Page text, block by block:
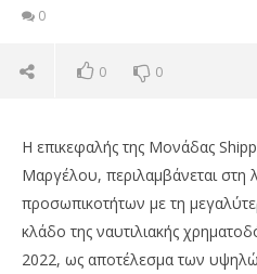
0
0 0
Η επικεφαλής της Μονάδας
Μαργέλου, περιλαμβάνεται στη
προσωπικοτήτων με τη
κλάδο της ναυτιλιακής
2022, ως αποτέλεσμα των